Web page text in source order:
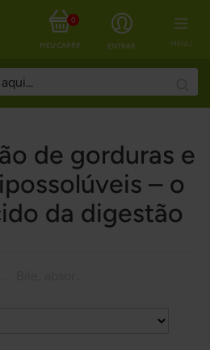
MENU
ENTRAR
MEU CARRINHO
0
de gorduras e
– o
da digestão